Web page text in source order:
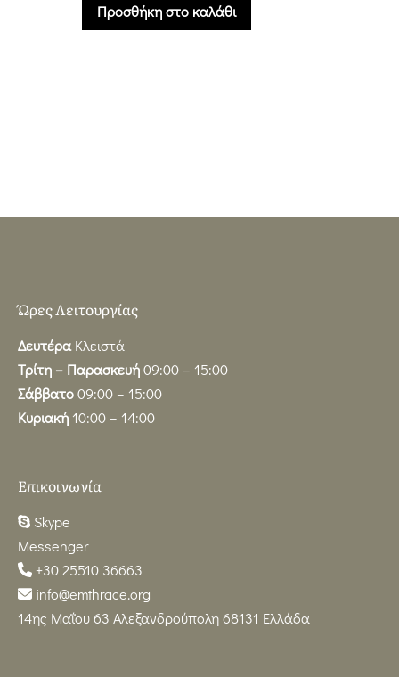
Προσθήκη στο καλάθι
Ώρες Λειτουργίας
Δευτέρα Κλειστά
Τρίτη – Παρασκευή09:00 – 15:00
Σάββατο09:00 – 15:00
Κυριακή 10:00 – 14:00
Επικοινωνία
Skype
Messenger
+30 25510 36663
info@emthrace.org
14ης Μαΐου 63 Αλεξανδρούπολη 68131 Ελλάδα